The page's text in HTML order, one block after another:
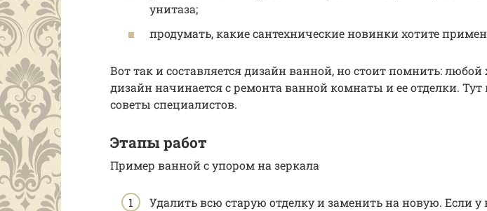
унитаза;
продумать, какие сантехнические новинки хотите
Вот так и составляется дизайн ванной, но стоит помнить:
дизайн начинается с ремонта ванной комнаты и ее отделки. Тут
советы специалистов.
Этапы работ
Пример ванной с упором на зеркала
Удалить всю старую отделку и заменить на новую. Если у